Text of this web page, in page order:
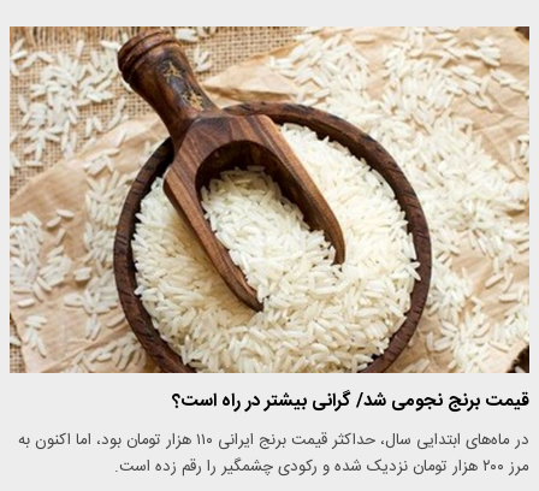
قیمت برنج نجومی شد/ گرانی بیشتر در راه است؟
در ماه‌های ابتدایی سال، حداکثر قیمت برنج ایرانی ۱۱۰ هزار تومان بود، اما اکنون به
مرز ۲۰۰ هزار تومان نزدیک شده و رکودی چشمگیر را رقم زده است.